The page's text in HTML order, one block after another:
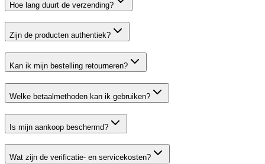
Hoe lang duurt de verzending?
Zijn de producten authentiek?
Kan ik mijn bestelling retourneren?
Welke betaalmethoden kan ik gebruiken?
Is mijn aankoop beschermd?
Wat zijn de verificatie- en servicekosten?